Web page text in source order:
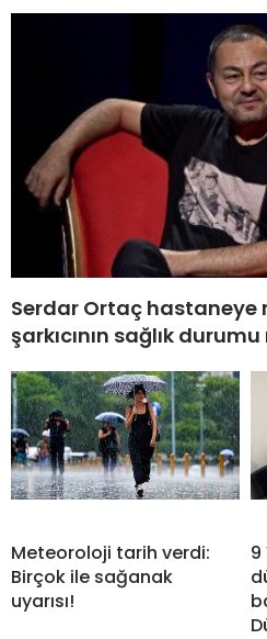
Serdar Ortaç hastaneye
şarkıcının sağlık durumu
Meteoroloji tarih verdi:
Birçok ile sağanak
uyarısı!
9